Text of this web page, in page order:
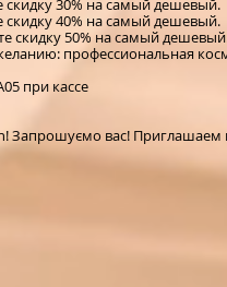
скидку 30% на самый дешевый.
скидку 40% на самый дешевый.
скидку 50% на самый
профессиональная
при кассе
Запрошуємо вас! Приглашаем